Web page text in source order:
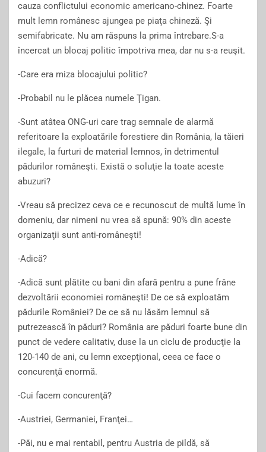
cauza conflictului economic americano-chinez. Foarte
mult lemn românesc ajungea pe piaţa chineză. Şi
semifabricate. Nu am răspuns la prima întrebare.S-a
încercat un blocaj politic împotriva mea, dar nu s-a reuşit.
-Care era miza blocajului politic?
-Probabil nu le plăcea numele Ţigan.
-Sunt atâtea ONG-uri care trag semnale de alarmă
referitoare la exploatările forestiere din România, la tăieri
ilegale, la furturi de material lemnos, în detrimentul
pădurilor româneşti. Există o soluţie la toate aceste
abuzuri?
-Vreau să precizez ceva ce e recunoscut de multă lume în
domeniu, dar nimeni nu vrea să spună: 90% din aceste
organizaţii sunt anti-româneşti!
-Adică?
-Adică sunt plătite cu bani din afară pentru a pune frâne
dezvoltării economiei româneşti! De ce să exploatăm
pădurile României? De ce să nu lăsăm lemnul să
putrezească în păduri? România are păduri foarte bune din
punct de vedere calitativ, duse la un ciclu de producţie la
120-140 de ani, cu lemn excepţional, ceea ce face o
concurenţă enormă.
-Cui facem concurenţă?
-Austriei, Germaniei, Franţei…
-Păi, nu e mai rentabil, pentru Austria de pildă, să